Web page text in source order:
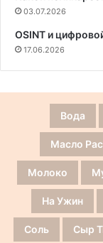
03.07.2026
OSINT и
17.06.2026
Вода
Масло
Молоко
На Ужин
Соль Сыр